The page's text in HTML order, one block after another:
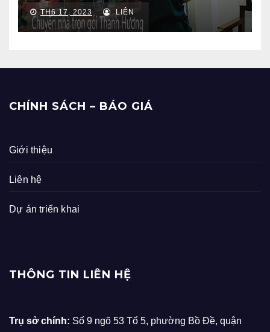
TH6 17, 2023 LIÊN
CHÍNH SÁCH – BÁO GIÁ
Giới thiệu
Liên hệ
Dự án triển khai
THÔNG TIN LIÊN HỆ
Trụ sở chính: Số 9 ngõ 53 Tổ 5, phường Bồ Đề, quận